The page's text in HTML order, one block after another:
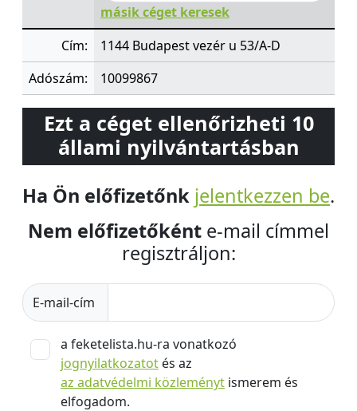
másik céget keresek
Cím:
1144 Budapest vezér u 53/A-D
Adószám:
10099867
Ezt a céget ellenőrizheti 10
állami nyilvántartásban
Ha Ön előfizetőnk jelentkezzen be.
Nem előfizetőként e-mail címmel
regisztráljon:
E-mail-cím
a feketelista.hu-ra vonatkozó
jognyilatkozatot és az
az adatvédelmi közleményt ismerem és
elfogadom.